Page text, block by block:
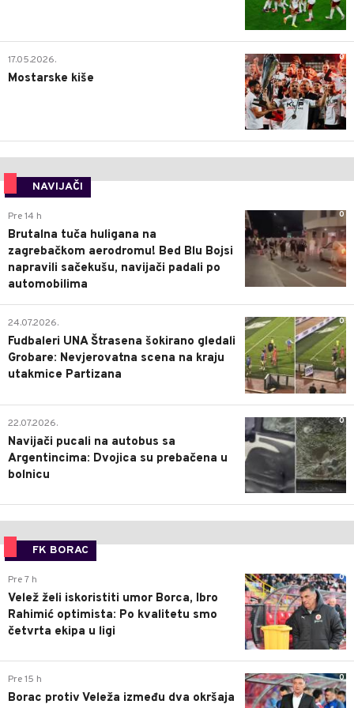
0
17.05.2026.
Mostarske kiše
NAVIJAČI
0
Pre 14 h
Brutalna tuča huligana na
zagrebačkom aerodromu! Bed Blu Bojsi
napravili sačekušu, navijači padali po
automobilima
0
24.07.2026.
Fudbaleri UNA Štrasena šokirano gledali
Grobare: Nevjerovatna scena na kraju
utakmice Partizana
0
22.07.2026.
Navijači pucali na autobus sa
Argentincima: Dvojica su prebačena u
bolnicu
FK BORAC
0
Pre 7 h
Velež želi iskoristiti umor Borca, Ibro
Rahimić optimista: Po kvalitetu smo
četvrta ekipa u ligi
0
Pre 15 h
Borac protiv Veleža između dva okršaja